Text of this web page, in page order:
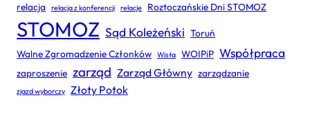
relacja relacja z konferencji relacje Roztoczańskie Dni STOMOZ
STOMOZ Sąd Koleżeński Toruń
Walne Zgromadzenie Członków Wisła WOIPiP Współpraca
zaproszenie zarząd Zarząd Główny zarządzanie
zjazd wyborczy Złoty Potok